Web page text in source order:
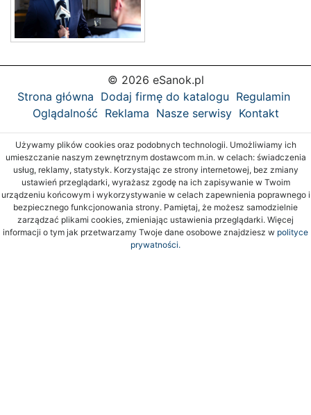
© 2026 eSanok.pl
Strona główna Dodaj firmę do katalogu Regulamin
Oglądalność Reklama Nasze serwisy Kontakt
Używamy plików cookies oraz podobnych technologii. Umożliwiamy ich
umieszczanie naszym zewnętrznym dostawcom m.in. w celach: świadczenia
usług, reklamy, statystyk. Korzystając ze strony internetowej, bez zmiany
ustawień przeglądarki, wyrażasz zgodę na ich zapisywanie w Twoim
urządzeniu końcowym i wykorzystywanie w celach zapewnienia poprawnego i
bezpiecznego funkcjonowania strony. Pamiętaj, że możesz samodzielnie
zarządzać plikami cookies, zmieniając ustawienia przeglądarki. Więcej
informacji o tym jak przetwarzamy Twoje dane osobowe znajdziesz w polityce
prywatności.